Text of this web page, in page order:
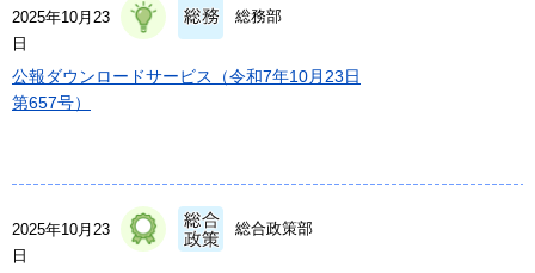
2025年10月23
日
総務部
公報ダウンロードサービス（令和7年10月23日
第657号）
2025年10月23
日
総合政策部